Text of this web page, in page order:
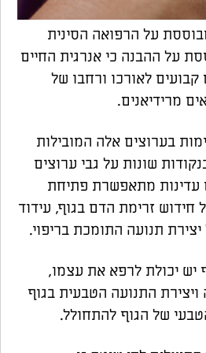
על הרפואה הסינית
על ההבנה כי אנרגית החיים
לאורכו ורחבו של
מרידיאנים.
בערוצים אלה המובילות
שונות על גבי ערוצים
מתאפשרת פתיחת
זרימת הדם בגוף, עידוד
תנועה התומכת בריפוי.
יש יכולת לרפא את עצמו,
ויצירת התנועה הטבעית בגוף
של הגוף להתחולל.